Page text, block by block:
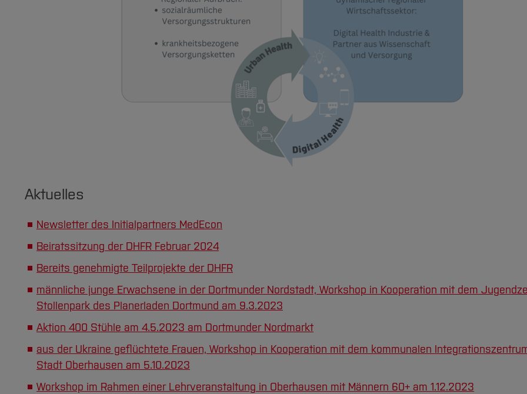
Aktuelles
Newsletter des Initialpartners MedEcon
Beiratssitzung der DHFR Februar 2024
Bereits genehmigte Teilprojekte der DHFR
männliche junge Erwachsene in der Dortmunder Nordstadt, Workshop in Kooperation mit dem
Stollenpark des Planerladen Dortmund am 9.3.2023
Aktion 400 Stühle am 4.5.2023 am Dortmunder Nordmarkt
aus der Ukraine geflüchtete Frauen, Workshop in Kooperation mit dem kommunalen
Stadt Oberhausen am 5.10.2023
Workshop im Rahmen einer Lehrveranstaltung in Oberhausen mit Männern 60+ am 1.12.2023